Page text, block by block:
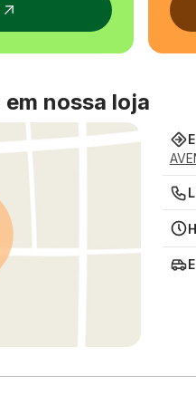
nossa loja